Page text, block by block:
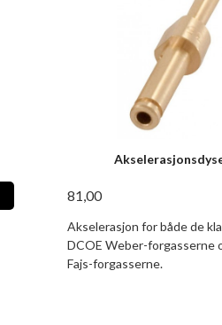
81,00
Akselerasjon for både de
DCOE Weber-forgasserne
Fajs-forgasserne.